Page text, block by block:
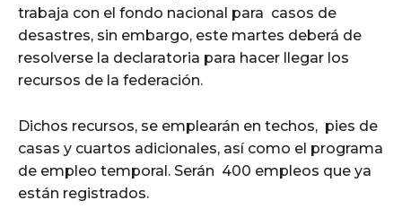
trabaja con el fondo nacional para casos de
desastres, sin embargo, este martes deberá de
resolverse la declaratoria para hacer llegar los
recursos de la federación.
Dichos recursos, se emplearán en techos, pies de
casas y cuartos adicionales, así como el programa
de empleo temporal. Serán 400 empleos que ya
están registrados.